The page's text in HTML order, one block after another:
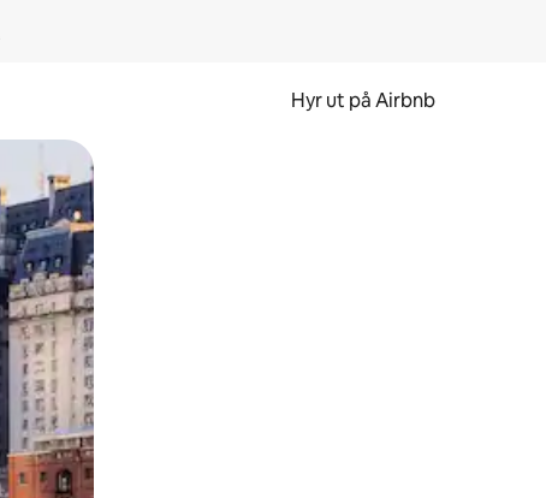
Hyr ut på Airbnb